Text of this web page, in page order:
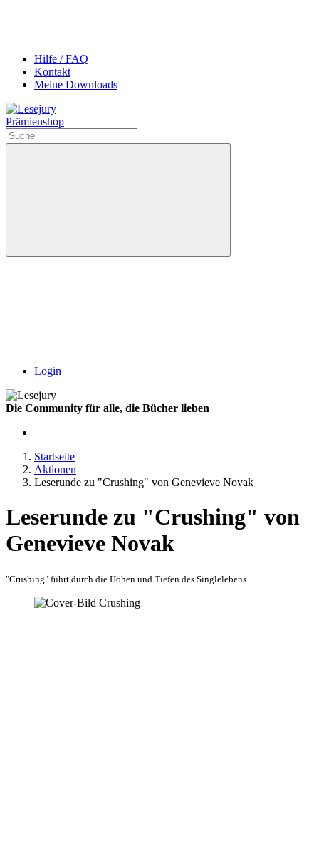
Hilfe / FAQ
Kontakt
Meine Downloads
Prämienshop
Login
Die Community für alle, die Bücher lieben
Startseite
Aktionen
Leserunde zu "Crushing" von Genevieve Novak
Leserunde zu "Crushing" von
Genevieve Novak
"Crushing" führt durch die Höhen und Tiefen des Singlelebens